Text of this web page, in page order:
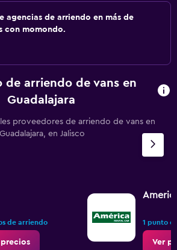
agencias de arriendo en más de
con momondo.
de arriendo de vans en
Guadalajara
proveedores de arriendo de vans en
Guadalajara, en Jalisco
de arriendo
precios
1 punto
Ver